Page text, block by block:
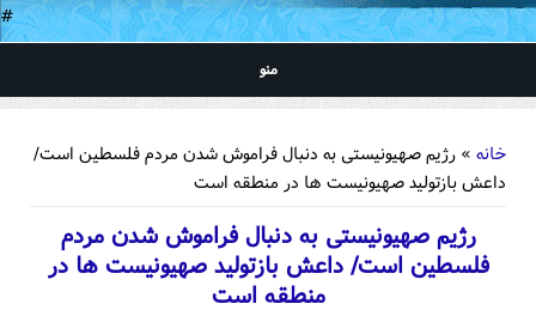
#
منو
خانه » رژیم صهیونیستی به دنبال فراموش شدن مردم فلسطین است/
داعش بازتولید صهیونیست ها در منطقه است
رژیم صهیونیستی به دنبال فراموش شدن مردم
فلسطین است/ داعش بازتولید صهیونیست ها در
منطقه است